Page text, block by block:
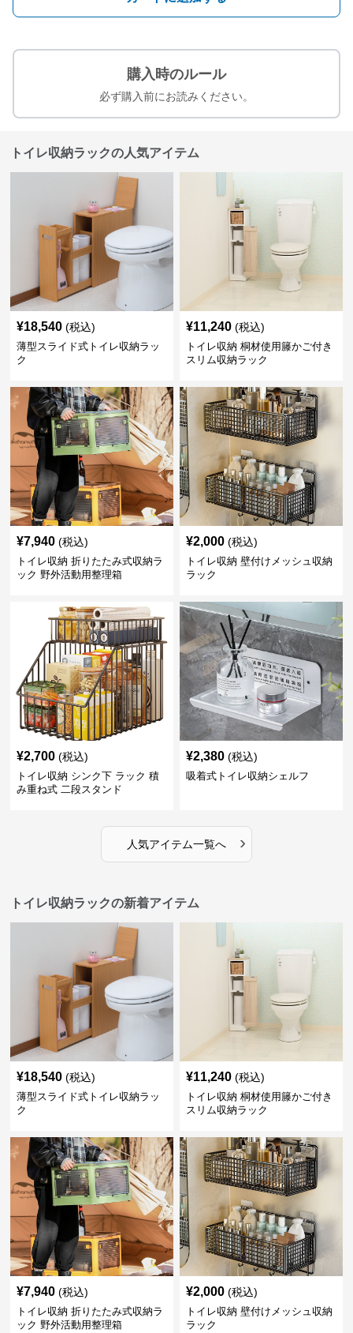
購入時のルール
必ず購入前にお読みください。
トイレ収納ラックの人気アイテム
¥18,540 (税込)
薄型スライド式トイレ収納ラッ
ク
¥11,240 (税込)
トイレ収納 桐材使用籐かご付き
スリム収納ラック
¥7,940 (税込)
トイレ収納 折りたたみ式収納ラ
ック 野外活動用整理箱
¥2,000 (税込)
トイレ収納 壁付けメッシュ収納
ラック
¥2,700 (税込)
トイレ収納 シンク下 ラック 積
み重ね式 二段スタンド
¥2,380 (税込)
吸着式トイレ収納シェルフ
人気アイテム一覧へ ›
トイレ収納ラックの新着アイテム
¥18,540 (税込)
薄型スライド式トイレ収納ラッ
ク
¥11,240 (税込)
トイレ収納 桐材使用籐かご付き
スリム収納ラック
¥7,940 (税込)
トイレ収納 折りたたみ式収納ラ
ック 野外活動用整理箱
¥2,000 (税込)
トイレ収納 壁付けメッシュ収納
ラック